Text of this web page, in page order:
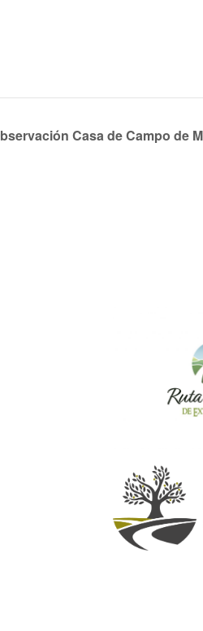
Casa de Campo de